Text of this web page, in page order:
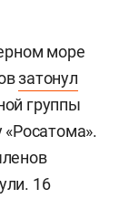
море
затонул
группы
«Росатома».
16